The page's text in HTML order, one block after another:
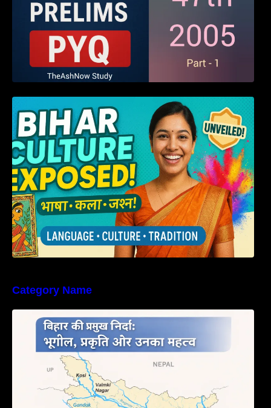
हम बिहारवासी: भाषाओं व संस्कृतियों की धरोहर “हमारा
बिहार”
Category Name
बिहार की नदियों का विस्तृत अध्ययन | Geography of
Rivers in Bihar